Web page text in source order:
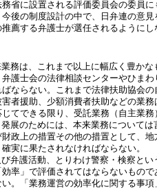
省に設置される評価委員会の委員
後の制度設計の中で、日弁連の意
薦する弁護士が選任されるようにし
務は、これまで以上に幅広く豊かな
護士会の法律相談センターやひま
ならない。これまで法律扶助協会
者援助、少額消費者扶助などの業
てできる限り、受託業務（自主業務
展のためには、本来業務について
政上の措置その他の措置として、
実に果たされなければならない。
弁護活動、とりわけ警察・検察と
率」で評価されてはならないもの
。「業務運営の効率化に関する事